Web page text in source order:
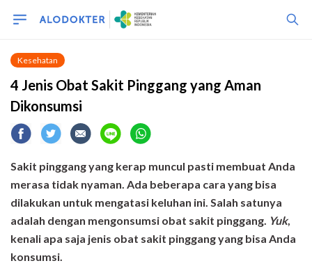
Kesehatan
4 Jenis Obat Sakit Pinggang yang Aman
Dikonsumsi
Sakit pinggang yang kerap muncul pasti membuat Anda
merasa tidak nyaman. Ada beberapa cara yang bisa
dilakukan untuk mengatasi keluhan ini. Salah satunya
adalah dengan mengonsumsi obat sakit pinggang. Yuk,
kenali apa saja jenis obat sakit pinggang yang bisa Anda
konsumsi.